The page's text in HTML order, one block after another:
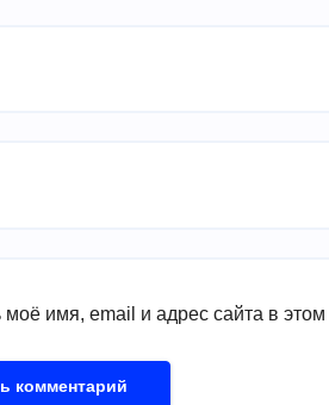
моё имя, email и адрес сайта в